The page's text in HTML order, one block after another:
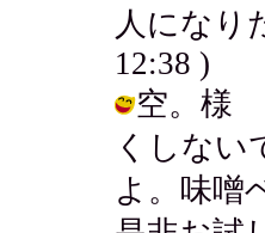
人になり
12:38 )
空。様
くしない
よ。味噌